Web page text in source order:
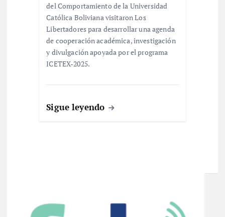
del Comportamiento de la Universidad
Católica Boliviana visitaron Los
Libertadores para desarrollar una agenda
de cooperación académica, investigación
y divulgación apoyada por el programa
ICETEX-2025.
Sigue leyendo